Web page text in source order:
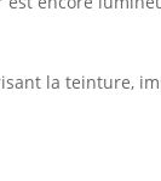
la teinture,